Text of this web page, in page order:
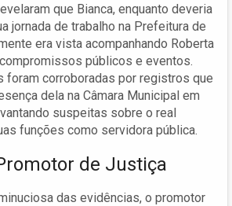
que Bianca, enquanto deveria
jornada de trabalho na Prefeitura de
era vista acompanhando Roberta
públicos e eventos.
foram corroboradas por registros que
dela na Câmara Municipal em
suspeitas sobre o real
funções como servidora pública.
de Justiça
das evidências, o promotor